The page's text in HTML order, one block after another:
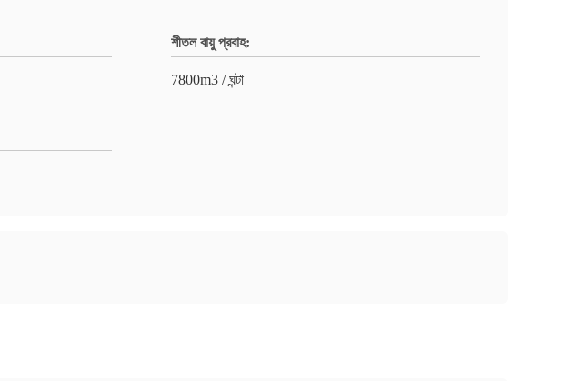
শীতল বায়ু প্রবাহ:
7800m3 / ঘন্টা